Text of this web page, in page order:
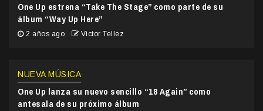
One Up estrena “Take The Stage” como parte de su
álbum “Way Up Here”
2 años ago Victor Tellez
NUEVA MÚSICA
One Up lanza su nuevo sencillo “18 Again” como
antesala de su próximo álbum